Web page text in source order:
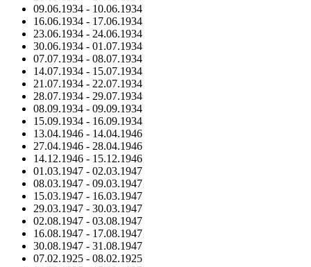
09.06.1934 - 10.06.1934
16.06.1934 - 17.06.1934
23.06.1934 - 24.06.1934
30.06.1934 - 01.07.1934
07.07.1934 - 08.07.1934
14.07.1934 - 15.07.1934
21.07.1934 - 22.07.1934
28.07.1934 - 29.07.1934
08.09.1934 - 09.09.1934
15.09.1934 - 16.09.1934
13.04.1946 - 14.04.1946
27.04.1946 - 28.04.1946
14.12.1946 - 15.12.1946
01.03.1947 - 02.03.1947
08.03.1947 - 09.03.1947
15.03.1947 - 16.03.1947
29.03.1947 - 30.03.1947
02.08.1947 - 03.08.1947
16.08.1947 - 17.08.1947
30.08.1947 - 31.08.1947
07.02.1925 - 08.02.1925